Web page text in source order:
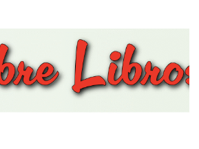
Sobre Libros